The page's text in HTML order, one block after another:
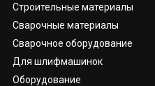
Строительные материалы
Сварочные материалы
Сварочное оборудование
Для шлифмашинок
Оборудование